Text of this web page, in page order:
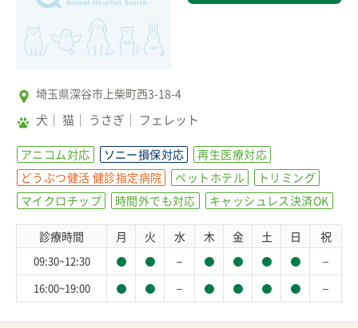
埼玉県深谷市上柴町西3-18-4
犬 猫 うさぎ フェレット
アニコム対応 ソニー損保対応
再生医療対応
どうぶつ健活 健診指定病院
ペットホテル
トリミング
マイクロチップ
時間外でも対応 キャッシュレス決済OK
診療時間 月 火 水 木 金 土 日 祝
09:30~12:30 － －
16:00~19:00 － －